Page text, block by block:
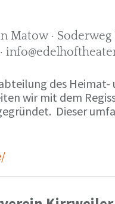
Matow · Soderweg
des Heimat-
wir mit dem
Dieser